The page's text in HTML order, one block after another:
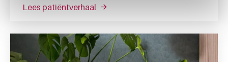
lees patiëntverhaal over marysa: “dankzij